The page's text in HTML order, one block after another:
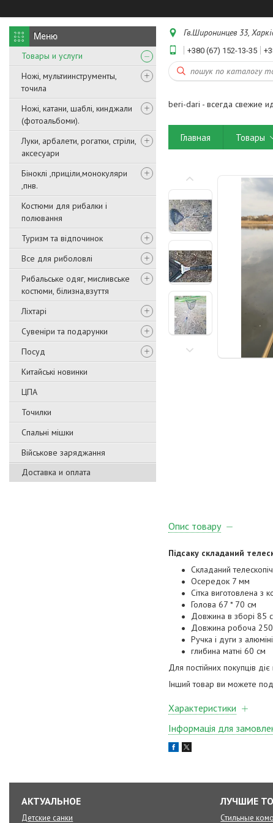
Товары и услуги
Ножі, мультиинструменты,
точила
Ножі, катани, шаблі, кинджали
(фотоальбоми).
Луки, арбалети, рогатки, стріли,
аксесуари
Біноклі ,приціли,монокуляри
,пнв.
Костюми для рибалки і
полювання
Туризм та відпочинок
Все для риболовлі
Рибальське одяг, мисливське
костюми, білизна,взуття
Ліхтарі
Сувеніри та подарунки
Посуд
Китайські новинки
ЦПА
Точилки
Спальні мішки
Військове заряджання
Доставка и оплата
Гв.Широнинцев 33,
+380 (67) 152-13-35
beri-dari - всегда свежие
Главная Товары
Опис товару
Підсаку складаний
Складаний
Осередок 7 мм
Сітка виготовлена з
Голова 67 * 70 см
Довжина в зборі 85
Довжина робоча
Ручка і дуги з
глибина матні 60 см
Для постійних покупців
Інший товар ви можете
Характеристики
Інформація для
АКТУАЛЬНОЕ
Детские санки
ЛУЧШИЕ
Стильные